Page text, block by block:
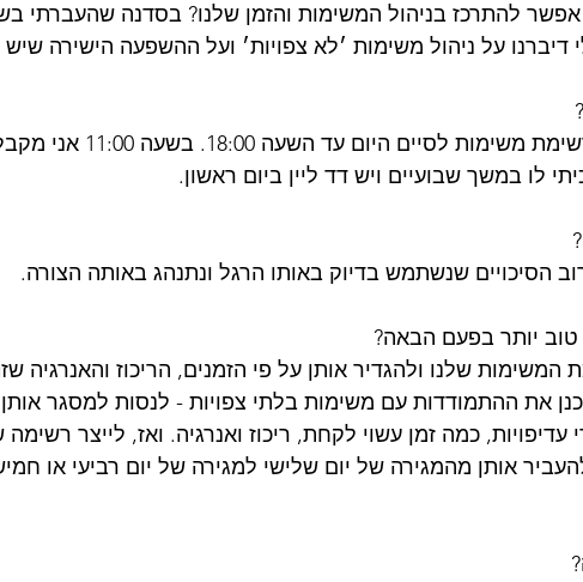
אפשר להתרכז בניהול המשימות והזמן שלנו? בסדנה שהעברתי
דיברנו על ניהול משימות ׳לא צפויות׳ ועל ההשפעה הישירה שיש
יום שלישי, יש רשימת משימות
לו במשך שבועיים ויש דד ליין ביום ראשון.
הסיכויים שנשתמש בדיוק באותו הרגל ונתנהג באותה הצורה.
יותר בפעם הבאה?
המשימות שלנו ולהגדיר אותן על פי הזמנים, הריכוז והאנרגיה
את ההתמודדות עם משימות בלתי צפויות - לנסות למסגר
כמה זמן עשוי לקחת, ריכוז ואנרגיה. ואז, לייצר
אותן מהמגירה של יום שלישי למגירה של יום רביעי או